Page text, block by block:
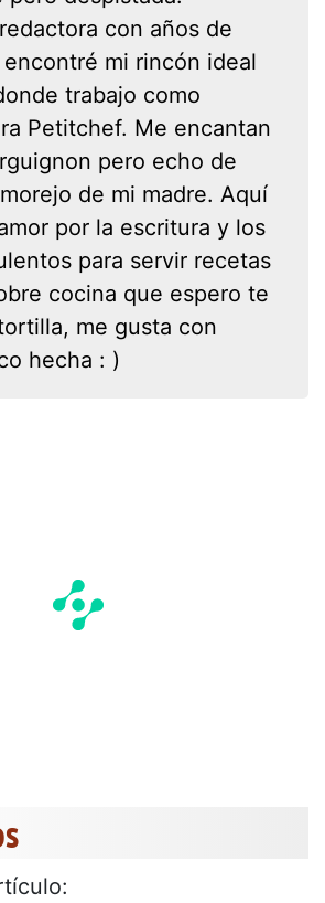
con años de
mi rincón ideal
trabajo como
Petitchef. Me encantan
pero echo de
de mi madre. Aquí
por la escritura y los
para servir recetas
cocina que espero te
me gusta con
hecha : )